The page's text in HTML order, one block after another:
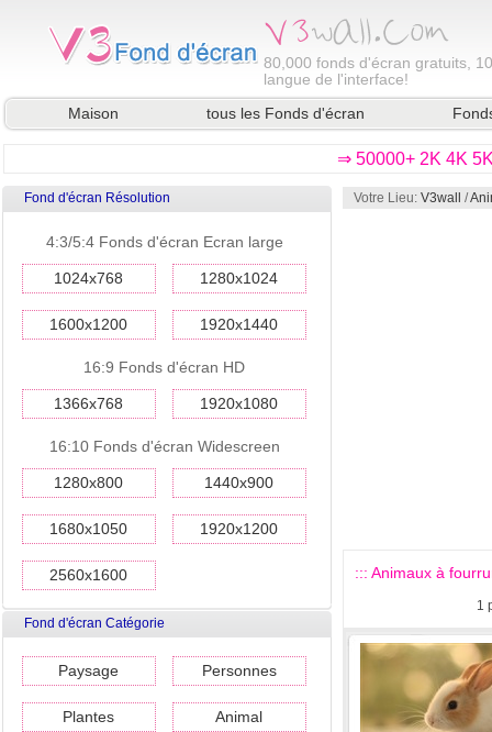
80,000 fonds d'écran gratuits,
langue de l'interface!
Maison
tous les Fonds d'écran
⇒ 50000+ 2K 4K
Fond d'écran Résolution
4:3/5:4 Fonds d'écran Ecran large
1024x768 1280x1024
1600x1200 1920x1440
16:9 Fonds d'écran HD
1366x768 1920x1080
16:10 Fonds d'écran Widescreen
1280x800 1440x900
1680x1050 1920x1200
2560x1600
Fond d'écran Catégorie
Paysage Personnes
Plantes Animal
Votre Lieu: V3wall /
::: Animaux à
1